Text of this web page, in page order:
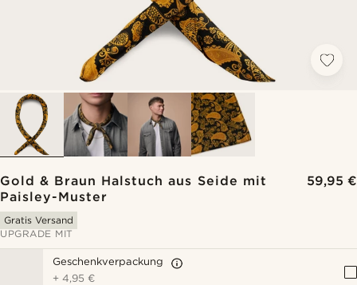
Gold & Braun Halstuch aus Seide mit
Paisley-Muster
59,95 €
Gratis Versand
UPGRADE MIT
Geschenkverpackung
+4,95 €